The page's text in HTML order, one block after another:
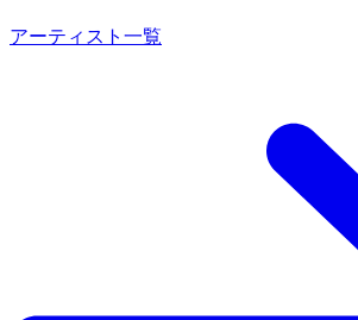
アーティスト一覧